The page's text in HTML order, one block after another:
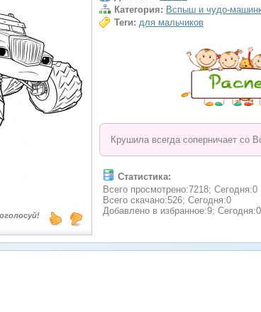
Категория: Вспыш и чудо-
Теги: для мальчиков
Крушила всегда соперничает со
Статистика:
Всего просмотрено:7218; Сегодня:0
Всего скачано:526; Сегодня:0
Добавлено в избранное:9; Сегодня:0